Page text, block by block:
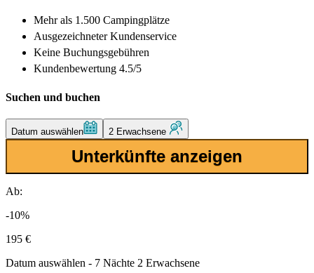
Mehr als 1.500 Campingplätze
AusgezeichneterKundenservice
Keine Buchungsgebühren
Kundenbewertung 4.5/5
Suchen und buchen
Datum auswählen 2 Erwachsene
Unterkünfte anzeigen
Ab:
-10%
195 €
Datum auswählen - 7 Nächte 2 Erwachsene